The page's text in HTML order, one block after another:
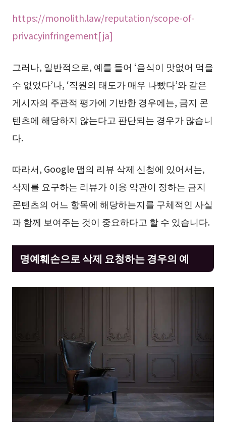
https://monolith.law/reputation/scope-of-
privacyinfringement[ja]
그러나, 일반적으로, 예를 들어 ‘음식이 맛없어 먹을
수 없었다’나, ‘직원의 태도가 매우 나빴다’와 같은
게시자의 주관적 평가에 기반한 경우에는, 금지 콘
텐츠에 해당하지 않는다고 판단되는 경우가 많습니
다.
따라서, Google 맵의 리뷰 삭제 신청에 있어서는,
삭제를 요구하는 리뷰가 이용 약관이 정하는 금지
콘텐츠의 어느 항목에 해당하는지를 구체적인 사실
과 함께 보여주는 것이 중요하다고 할 수 있습니다.
명예훼손으로 삭제 요청하는 경우의 예